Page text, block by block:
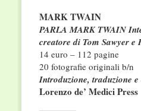
MARK TWAIN
PARLA MARK TWAIN
creatore di Tom Sawyer
14 euro – 112 pagine
20 fotografie originali b/n
Introduzione, traduzione
Lorenzo de’ Medici Press